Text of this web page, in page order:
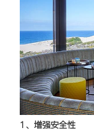
1、增强安全性